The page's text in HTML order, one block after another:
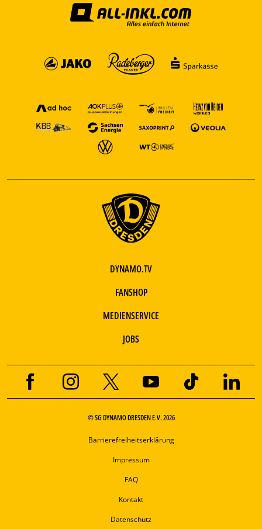
DYNAMO.TV
FANSHOP
MEDIENSERVICE
JOBS
© SG DYNAMO DRESDEN E.V. 2026
Barrierefreiheitserklärung
Impressum
FAQ
Kontakt
Datenschutz